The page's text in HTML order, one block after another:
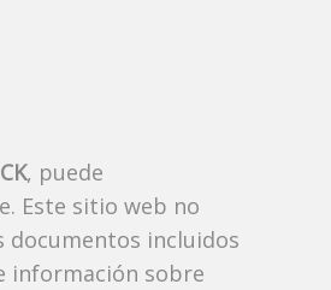
, puede
Este sitio web no
documentos incluidos
información sobre